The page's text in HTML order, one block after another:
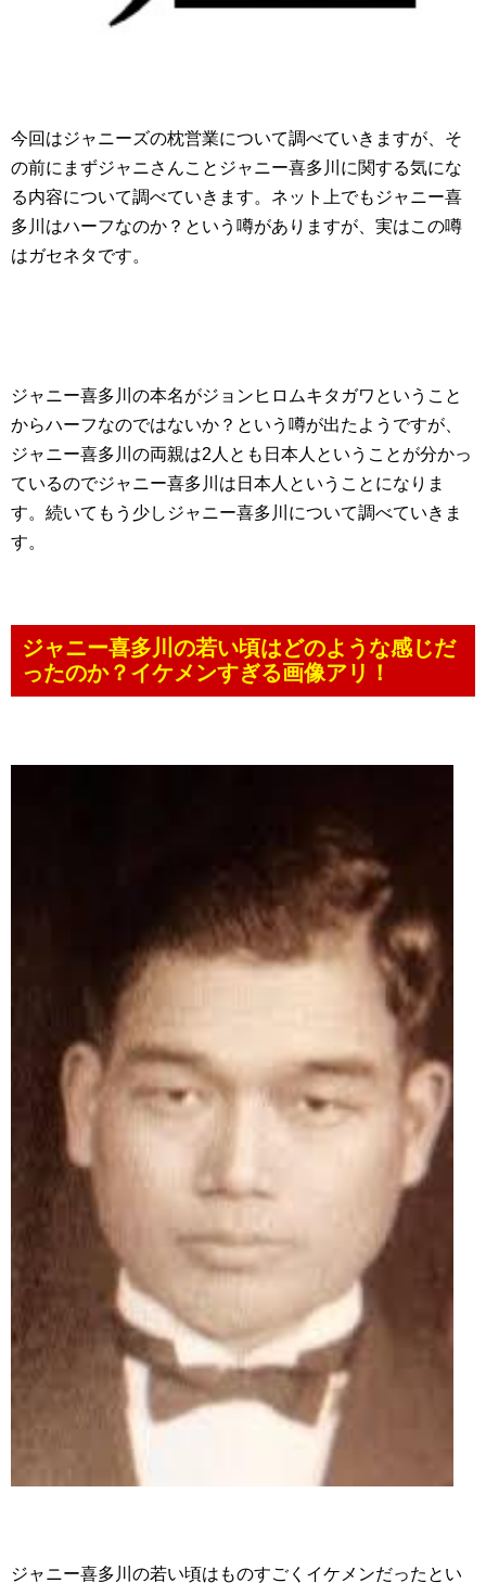
今回はジャニーズの枕営業について調べていきますが、そ
の前にまずジャニさんことジャニー喜多川に関する気にな
る内容について調べていきます。ネット上でもジャニー喜
多川はハーフなのか？という噂がありますが、実はこの噂
はガセネタです。
ジャニー喜多川の本名がジョンヒロムキタガワということ
からハーフなのではないか？という噂が出たようですが、
ジャニー喜多川の両親は2人とも日本人ということが分かっ
ているのでジャニー喜多川は日本人ということになりま
す。続いてもう少しジャニー喜多川について調べていきま
す。
ジャニー喜多川の若い頃はどのような感じだ
ったのか？イケメンすぎる画像アリ！
ジャニー喜多川の若い頃はものすごくイケメンだったとい